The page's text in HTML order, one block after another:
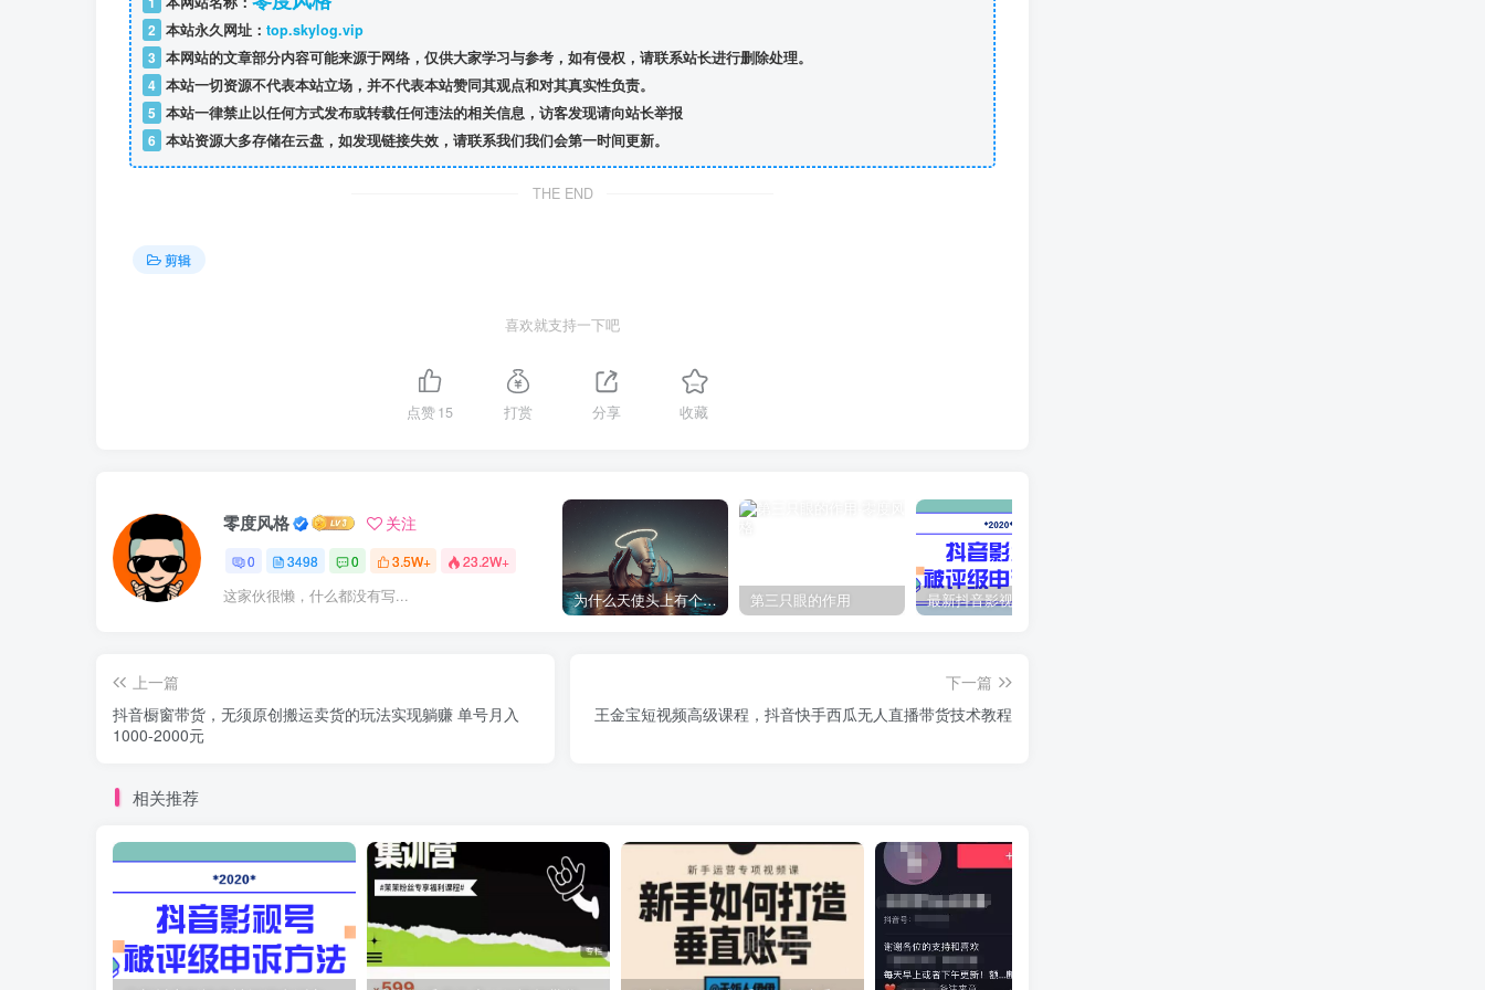
2 本站永久网址： top.skylog.vip
3 本网站的文章部分内容可能来源于网络，仅供大家学习与参考，如有侵权，请联系站长进行删除处理。
4 本站一切资源不代表本站立场，并不代表本站赞同其观点和对其真实性负责。
5 本站一律禁止以任何方式发布或转载任何违法的相关信息，访客发现请向站长举报
6 本站资源大多存储在云盘，如发现链接失效，请联系我们我们会第一时间更新。
THE END
剪辑
喜欢就支持一下吧
点赞15 打赏 分享 收藏
零度风格 关注
0 3498 0 3.5W+ 23.2W+
这家伙很懒，什么都没有写... 为什么天使头上有个圈？ 第三只眼的作用
上一篇
抖音橱窗带货，无须原创搬运卖货的玩法实现躺赚 单号月入
1000-2000元
下一篇
王金宝短视频高级课程，抖音快手西瓜无人直播带货技术教程
相关推荐